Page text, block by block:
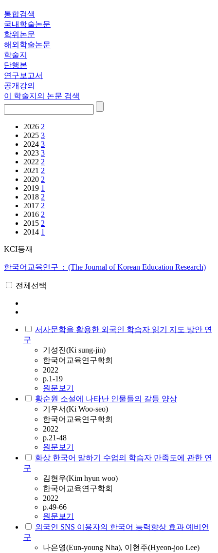
통합검색
국내학술논문
학위논문
해외학술논문
학술지
단행본
연구보고서
공개강의
이 학술지의 논문 검색
2026 2
2025 3
2024 3
2023 3
2022 2
2021 2
2020 2
2019 1
2018 2
2017 2
2016 2
2015 2
2014 1
KCI등재
한국어교육연구 : (The Journal of Korean Education Research)
전체선택
서사문학을 활용한 외국인 학습자 읽기 지도 방안 연
구
기성진(Ki sung-jin)
한국어교육연구학회
2022
p.1-19
원문보기
황순원 소설에 나타난 인물들의 갈등 양상
기우서(Ki Woo-seo)
한국어교육연구학회
2022
p.21-48
원문보기
화상 한국어 말하기 수업의 학습자 만족도에 관한 연
구
김현우(Kim hyun woo)
한국어교육연구학회
2022
p.49-66
원문보기
외국인 SNS 이용자의 한국어 능력향상 효과 예비연
구
나은영(Eun-young Nha), 이현주(Hyeon-joo Lee)